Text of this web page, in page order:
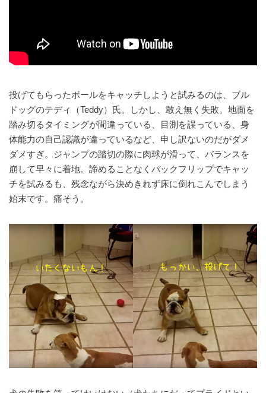
投げてもらったボールをキャッチしようと試みるのは、ブル
ドッグのテディ（Teddy）氏。しかし、敢え無く失敗。地面を
踏み切るタイミングが間違っている、目測を誤っている、身
体能力の自己認識が違っているなど、申し訳ないのだがダメ
ダメすぎ。ジャンプの踏切の際に肉球が滑って、バランスを
崩して早々に着地。諦めることなくバックフリップでキャッ
チを試みるも、残念ながら決めきれず床に倒れこんでしまう
始末です。痛そう。